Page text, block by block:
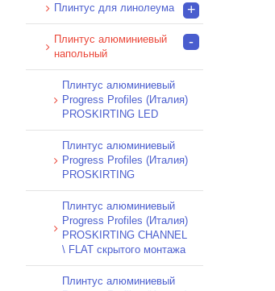
Плинтус для линолеума +
Плинтус алюминиевый
напольный
-
Плинтус алюминиевый
Progress Profiles (Италия)
PROSKIRTING LED
Плинтус алюминиевый
Progress Profiles (Италия)
PROSKIRTING
Плинтус алюминиевый
Progress Profiles (Италия)
PROSKIRTING CHANNEL
\ FLAT скрытого монтажа
Плинтус алюминиевый